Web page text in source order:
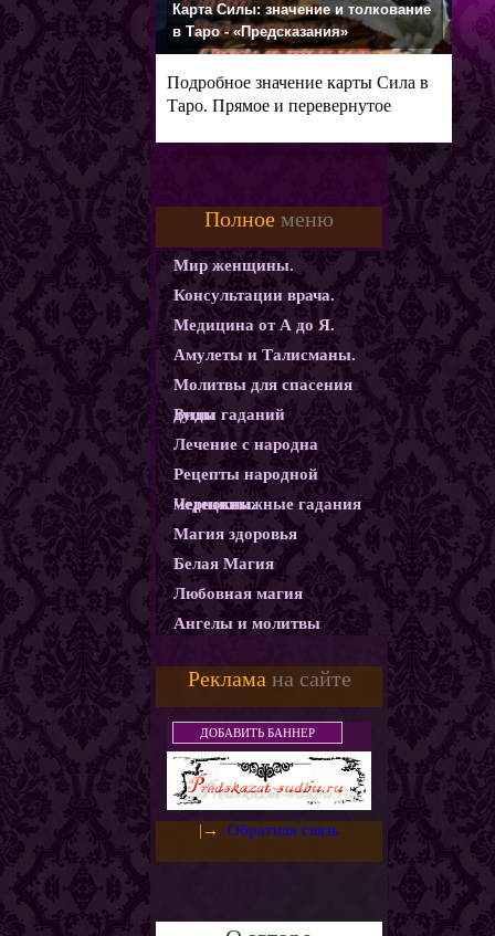
Карта Силы: значение и толкование
в Таро - «Предсказания»
Подробное значение карты Сила в
Таро. Прямое и перевернутое
Полное меню
Мир женщины.
Консультации врача.
Медицина от А до Я.
Амулеты и Талисманы.
Молитвы для спасения
души
Виды гаданий
Лечение с народна
Рецепты народной
медецины.
Чернокнижные гадания
Магия здоровья
Белая Магия
Любовная магия
Ангелы и молитвы
Магические ритуалы
Демоны и Бесы
Колдовство
Магия защиты
Использование монет как
амулетов и талисманов
Слияние с деньгами.
Денежный горшочек
Золотое денежное
Реклама на сайте
ДОБАВИТЬ БАННЕР
|→ Обратная связь